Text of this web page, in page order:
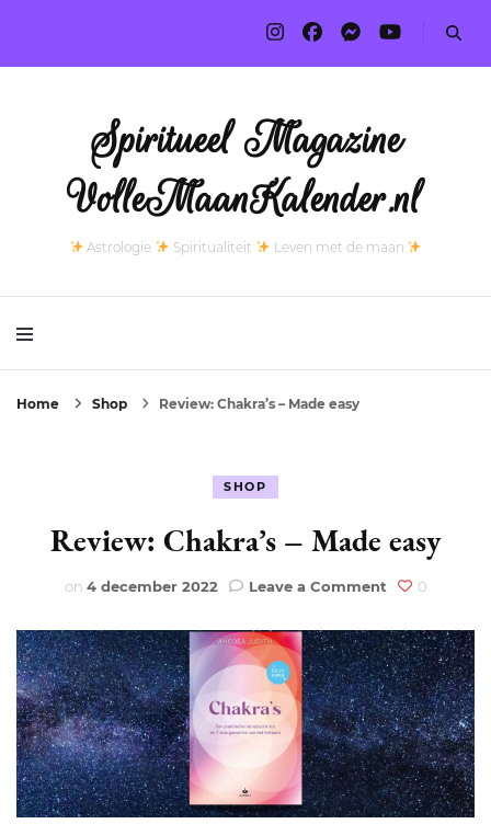
Spiritueel Magazine
VolleMaanKalender.nl
Astrologie Spiritualiteit Leven met de maan
Home Shop Review: Chakra’s – Made easy
SHOP
Review: Chakra’s – Made easy
on 4 december 2022 Leave a Commenton
Chakra’s
–
Made
easy
0